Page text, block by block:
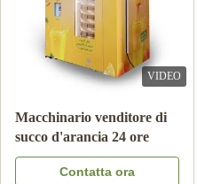
VIDEO
Macchinario venditore di
succo d'arancia 24 ore
Contatta ora